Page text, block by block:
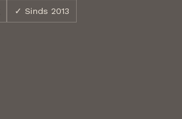
✓ Sinds 2013